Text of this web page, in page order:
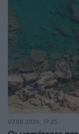
07.08.2026, 19:25